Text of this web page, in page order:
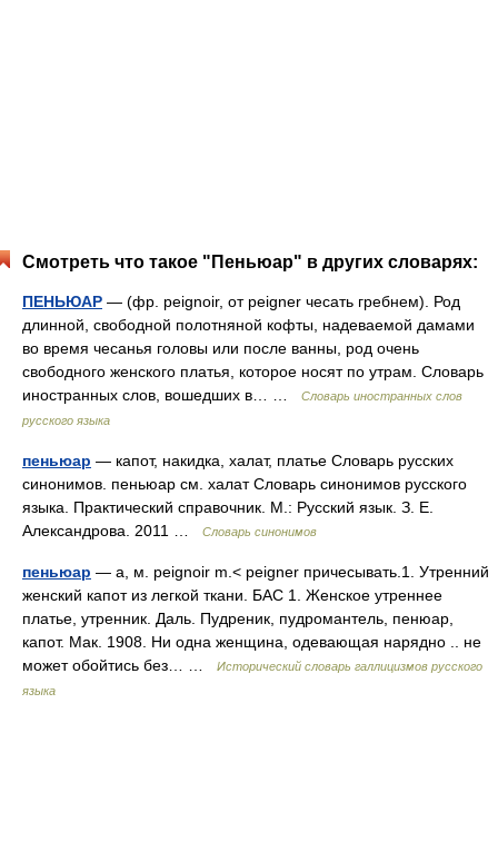
Смотреть что такое "Пеньюар" в других словарях:
ПЕНЬЮАР — (фр. peignoir, от peigner чесать гребнем). Род
длинной, свободной полотняной кофты, надеваемой дамами
во время чесанья головы или после ванны, род очень
свободного женского платья, которое носят по утрам. Словарь
иностранных слов, вошедших в… …
Словарь иностранных слов
русского языка
пеньюар — капот, накидка, халат, платье Словарь русских
синонимов. пеньюар см. халат Словарь синонимов русского
языка. Практический справочник. М.: Русский язык. З. Е.
Александрова. 2011 …
Словарь синонимов
пеньюар — а, м. peignoir m.< peigner причесывать.1. Утренний
женский капот из легкой ткани. БАС 1. Женское утреннее
платье, утренник. Даль. Пудреник, пудромантель, пенюар,
капот. Мак. 1908. Ни одна женщина, одевающая нарядно .. не
может обойтись без… …
Исторический словарь галлицизмов русского
языка